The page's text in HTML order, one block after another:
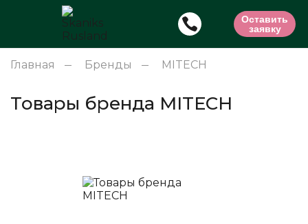
Оставить
заявку
Главная Бренды MITECH
Товары бренда MITECH